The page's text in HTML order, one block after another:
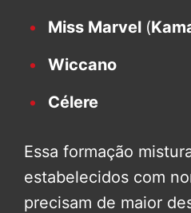
Miss Marvel (
Wiccano
Célere
Essa formação
estabelecidos com
precisam de maior